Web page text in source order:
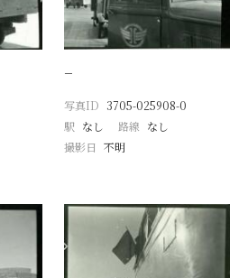
−
写真ID 3705-025908-0
駅 なし 路線 なし
撮影日 不明